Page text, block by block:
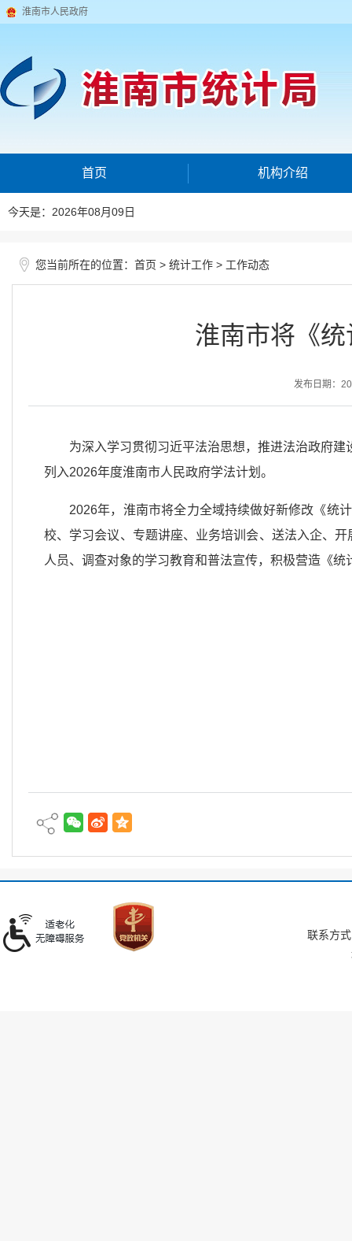
淮南市人民政府
首页 机构介绍
今天是：2026年08月09日
您当前所在的位置： 首页 > 统计工作 > 工作动态
淮南市将《
发布日期：
为深入学习贯彻习近平法治思想，推进法治政府
列入2026年度淮南市人民政府学法计划。
2026年，淮南市将全力全域持续做好新修改《统
校、学习会议、专题讲座、业务培训会、送法入企、
人员、调查对象的学习教育和普法宣传，积极营造《
联系方